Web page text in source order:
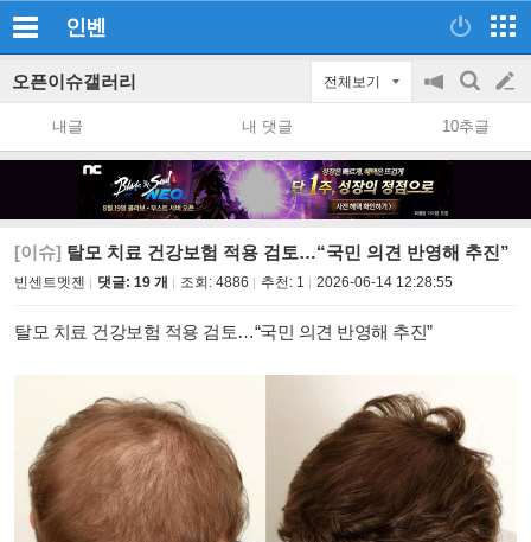
인벤
오픈이슈갤러리 전체보기
공
지
on/off
검
색
글
쓰
내글 내 댓글 10추글
[이슈] 탈모 치료 건강보험 적용 검토…“국민 의견 반영해 추진”
빈센트멧젠 댓글: 19 개 조회: 4886 추천: 1 2026-06-14 12:28:55
탈모 치료 건강보험 적용 검토…“국민 의견 반영해 추진”